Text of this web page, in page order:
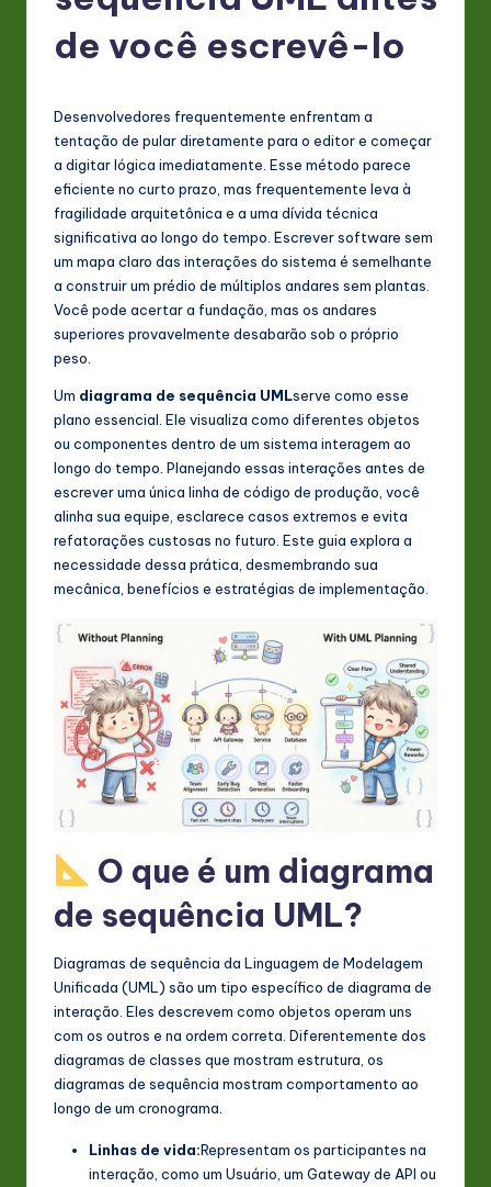
L
in
In
o
de você escrevê-lo
Desenvolvedores frequentemente enfrentam a
tentação de pular diretamente para o editor e começar
a digitar lógica imediatamente. Esse método parece
eficiente no curto prazo, mas frequentemente leva à
fragilidade arquitetônica e a uma dívida técnica
significativa ao longo do tempo. Escrever software sem
um mapa claro das interações do sistema é semelhante
a construir um prédio de múltiplos andares sem plantas.
Você pode acertar a fundação, mas os andares
superiores provavelmente desabarão sob o próprio
peso.
Um diagrama de sequência UMLserve como esse
plano essencial. Ele visualiza como diferentes objetos
ou componentes dentro de um sistema interagem ao
longo do tempo. Planejando essas interações antes de
escrever uma única linha de código de produção, você
alinha sua equipe, esclarece casos extremos e evita
refatorações custosas no futuro. Este guia explora a
necessidade dessa prática, desmembrando sua
mecânica, benefícios e estratégias de implementação.
O que é um diagrama
de sequência UML?
Diagramas de sequência da Linguagem de Modelagem
Unificada (UML) são um tipo específico de diagrama de
interação. Eles descrevem como objetos operam uns
com os outros e na ordem correta. Diferentemente dos
diagramas de classes que mostram estrutura, os
diagramas de sequência mostram comportamento ao
longo de um cronograma.
Linhas de vida:Representam os participantes na
interação, como um Usuário, um Gateway de API ou